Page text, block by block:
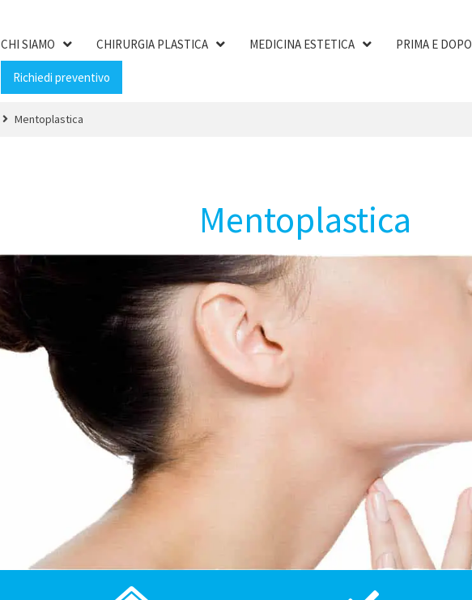
CHI SIAMO CHIRURGIA PLASTICA MEDICINA ESTETICA PRIMA E DOPO
Richiedi preventivo
Mentoplastica
Mentoplastica